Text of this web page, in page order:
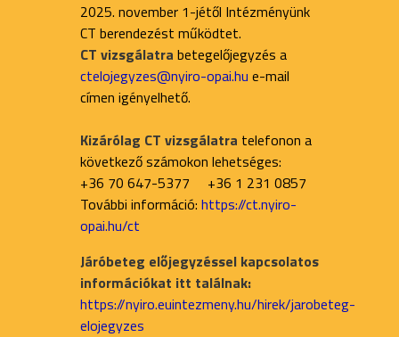
2025. november 1-jétől Intézményünk
CT berendezést működtet.
CT vizsgálatra betegelőjegyzés a
ctelojegyzes@nyiro-opai.hu e-mail
címen igényelhető.
Kizárólag CT vizsgálatra telefonon a
következő számokon lehetséges:
+36 70 647-5377 +36 1 231 0857
További információ: https://ct.nyiro-
opai.hu/ct
Járóbeteg előjegyzéssel kapcsolatos
információkat itt találnak:
https://nyiro.euintezmeny.hu/hirek/jarobeteg-
elojegyzes